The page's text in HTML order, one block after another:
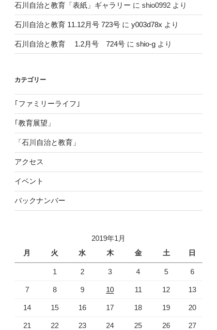
石川自治と教育「表紙」ギャラリー に shio0992 より
石川自治と教育 11.12月号 723号 に y003d78x より
石川自治と教育 1.2月号 724号 に shio-g より
カテゴリー
｢ファミリーライフ｣
｢教育展望」
「石川自治と教育」
アクセス
イベント
バックナンバー
2019年1月
月
火 水 木 金 土 日
1 2 3 4 5 6
7 8 9 10 11 12 13
14 15 16 17 18 19 20
21 22 23 24 25 26 27